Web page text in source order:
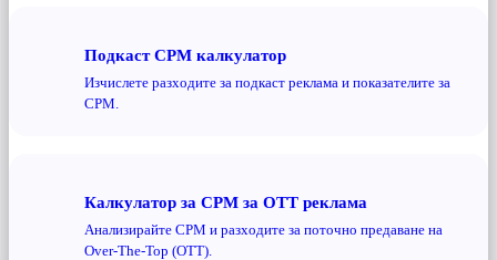
Подкаст CPM калкулатор
Изчислете разходите за подкаст реклама и показателите за
CPM.
Калкулатор за CPM за OTT реклама
Анализирайте CPM и разходите за поточно предаване на
Over-The-Top (OTT).